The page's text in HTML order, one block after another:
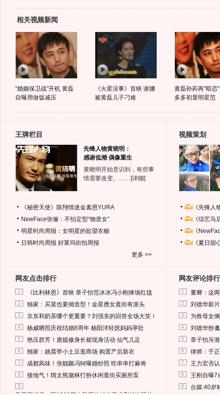
相关视频新闻
"婚姻保卫战"开机 黄磊
自曝用做饭减压
《火星没事》首映 谢娜
被黄磊儿子刁难
黄磊孙莉再"暗恋
多多初显明星范
王牌栏目
先锋人物黄晓明：
感谢低潮 偶像重生
黄晓明开始意识到，有些事
情需要改变。…… [详细]
《秘密天使》陈翔情迷金素恩YURA
NewFace张俪：不怕定型“物质女”
明星时尚周报：女明星的欲望衣橱
日韩时尚周报 好莱坞街拍周报
更多 >>
视频策划
《先锋
《综艺
《
《夏日
网友点击排行
1 《比利林恩》首映 章子怡范冰冰冯小刚捧场红毯
2 独家：买菜也要拗造型！金星携女逛街有派头
3 京东和奶茶哪个更重要？刘强东的回答全场大笑！
4 杨威晒照庆祝结婚8周年 杨阳洋轻抚妈妈孕肚
5 艳压群芳！唐嫣修身长裙现身活动 仙气儿足
6 独家：姚晨带小土豆逛商场 购置产后新衣
7 成都风味！张靓颖冯轲曝婚纱照 吃串串打麻将
8 接地气！阔太熊黛林打扮休闲逛街买厕所泵
9
网友评论排行
1 董卿：这
2 刘德华新
3 为救母女
4 刘德华扮
5 章子怡斥
6 律师：于
7 王力宏否
8 王刚自曝7
9 台媒:40岁